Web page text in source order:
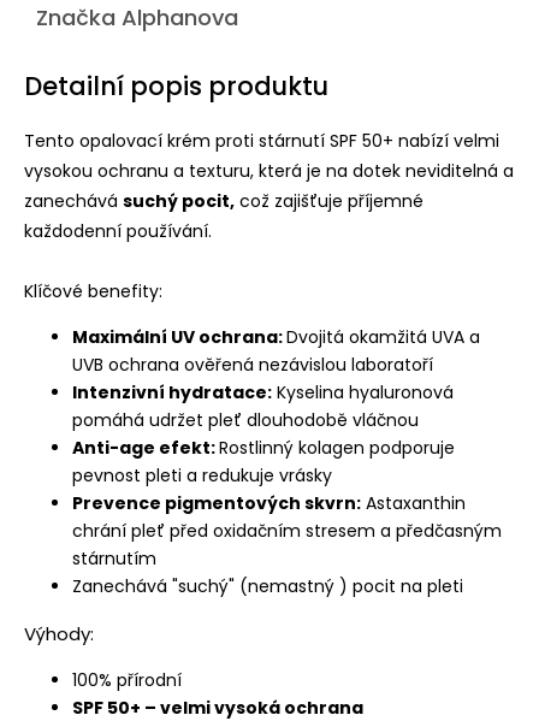
Značka Alphanova
Detailní popis produktu
Tento opalovací krém proti stárnutí SPF 50+ nabízí velmi
vysokou ochranu a texturu, která je na dotek neviditelná a
zanechává suchý pocit, což zajišťuje příjemné
každodenní používání.
Klíčové benefity:
Maximální UV ochrana:Dvojitá okamžitá UVA a
UVB ochrana ověřená nezávislou laboratoří
Intenzivní hydratace: Kyselina hyaluronová
pomáhá udržet pleť dlouhodobě vláčnou
Anti-age efekt:Rostlinný kolagen podporuje
pevnost pleti a redukuje vrásky
Prevence pigmentových skvrn: Astaxanthin
chrání pleť před oxidačním stresem a předčasným
stárnutím
Zanechává "suchý" (nemastný ) pocit na pleti
Výhody:
100% přírodní
SPF 50+ – velmi vysoká ochrana